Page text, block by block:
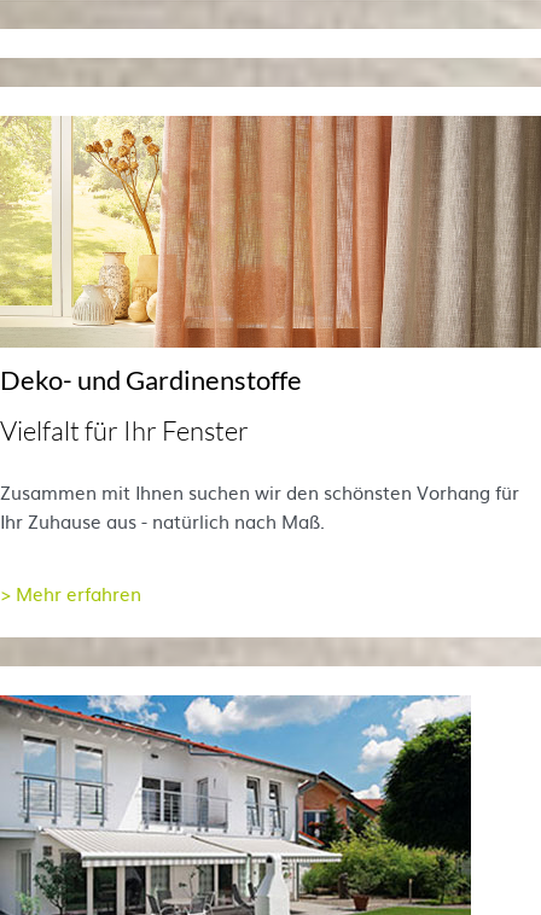
Deko- und Gardinenstoffe
Vielfalt für Ihr Fenster
Zusammen mit Ihnen suchen wir den schönsten Vorhang für
Ihr Zuhause aus - natürlich nach Maß.
> Mehr erfahren